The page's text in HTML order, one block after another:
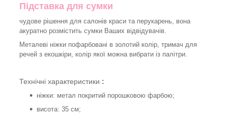
Підставка для сумки
чудове рішення для салонів краси та перукарень, вона
акуратно розмістить сумки Ваших відвідувачів.
Металеві ніжки пофарбовані в золотий колір, тримач для
речей з екошкіри, колір якої можна вибрати із палітри.
Технічні характеристики :
ніжки: метал покритий порошковою фарбою;
висота: 35 см;